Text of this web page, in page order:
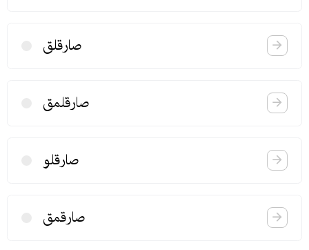
صارقلق
صارقلمق
صارقلو
صارقمق